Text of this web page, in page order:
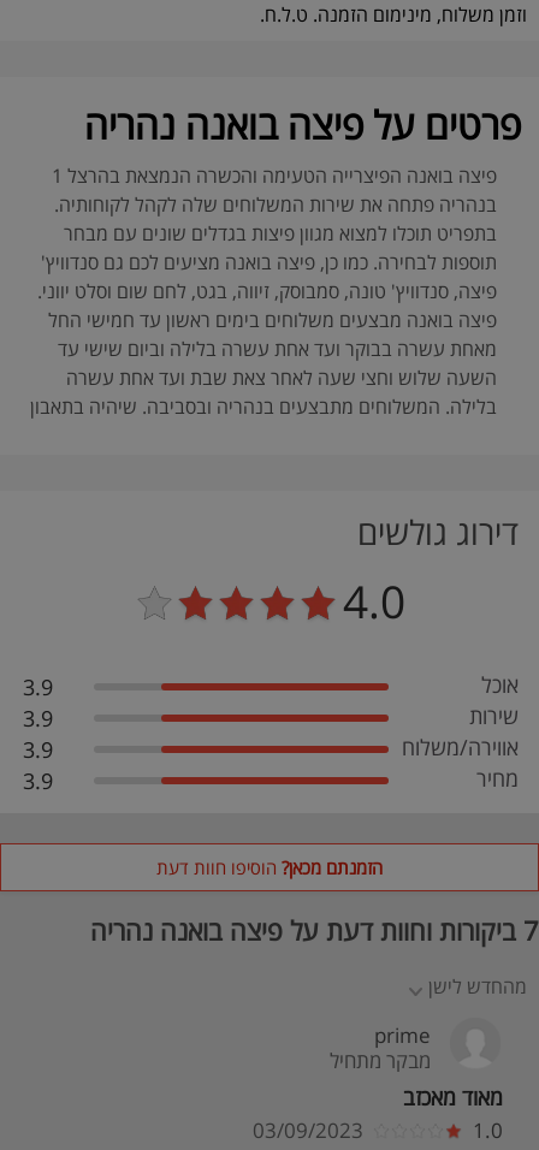
וזמן משלוח, מינימום הזמנה. ט.ל.ח.
פרטים על פיצה בואנה נהריה
פיצה בואנה הפיצרייה הטעימה והכשרה הנמצאת בהרצל 1
בנהריה פתחה את שירות המשלוחים שלה לקהל לקוחותיה.
בתפריט תוכלו למצוא מגוון פיצות בגדלים שונים עם מבחר
תוספות לבחירה. כמו כן, פיצה בואנה מציעים לכם גם סנדוויץ'
פיצה, סנדוויץ' טונה, סמבוסק, זיווה, בגט, לחם שום וסלט יווני.
פיצה בואנה מבצעים משלוחים בימים ראשון עד חמישי החל
מאחת עשרה בבוקר ועד אחת עשרה בלילה וביום שישי עד
השעה שלוש וחצי שעה לאחר צאת שבת ועד אחת עשרה
בלילה. המשלוחים מתבצעים בנהריה ובסביבה. שיהיה בתאבון
דירוג גולשים
4.0
אוכל
3.9
שירות
3.9
אווירה/משלוח
3.9
מחיר
3.9
הזמנתם מכאן? הוסיפו חוות דעת
7 ביקורות וחוות דעת על פיצה בואנה נהריה
מהחדש לישן
prime
מבקר מתחיל
מאוד מאכזב
1.0
03/09/2023